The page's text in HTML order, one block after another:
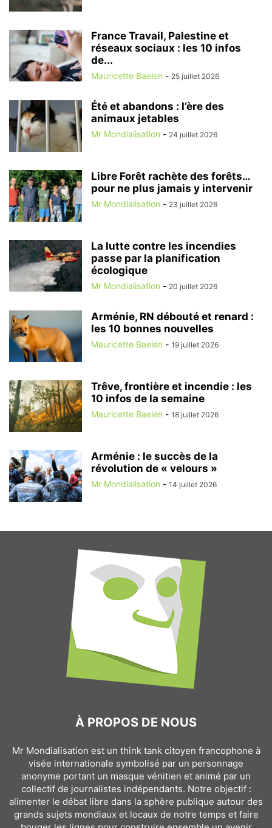
France Travail, Palestine et
réseaux sociaux : les 10 infos
de...
Mauricette Baelen - 25 juillet 2026
Été et abandons : l’ère des
animaux jetables
Mr Mondialisation - 24 juillet 2026
Libre Forêt rachète des forêts…
pour ne plus jamais y intervenir
Mr Mondialisation - 23 juillet 2026
La lutte contre les incendies
passe par la planification
écologique
Mr Mondialisation - 20 juillet 2026
Arménie, RN débouté et renard :
les 10 bonnes nouvelles
Mauricette Baelen - 19 juillet 2026
Trêve, frontière et incendie : les
10 infos de la semaine
Mauricette Baelen - 18 juillet 2026
Arménie : le succès de la
révolution de « velours »
Mr Mondialisation - 14 juillet 2026
À PROPOS DE NOUS
Mr Mondialisation est un think tank citoyen francophone à
visée internationale symbolisé par un personnage
anonyme portant un masque vénitien et animé par un
collectif de journalistes indépendants. Notre objectif :
alimenter le débat libre dans la sphère publique autour des
grands sujets mondiaux et locaux de notre temps et faire